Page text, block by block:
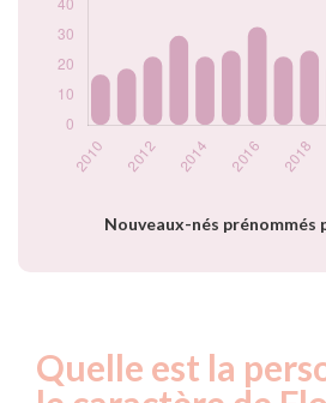
Nouveaux-nés prénommés
Popularité du
2020
2021
2022
2023
44
Quelle est la